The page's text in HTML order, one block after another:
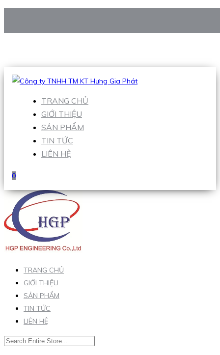
Hotline:0938 906 663
TRANG CHỦ
GIỚI THIỆU
SẢN PHẨM
TIN TỨC
LIÊN HỆ
0
TRANG CHỦ
GIỚI THIỆU
SẢN PHẨM
TIN TỨC
LIÊN HỆ